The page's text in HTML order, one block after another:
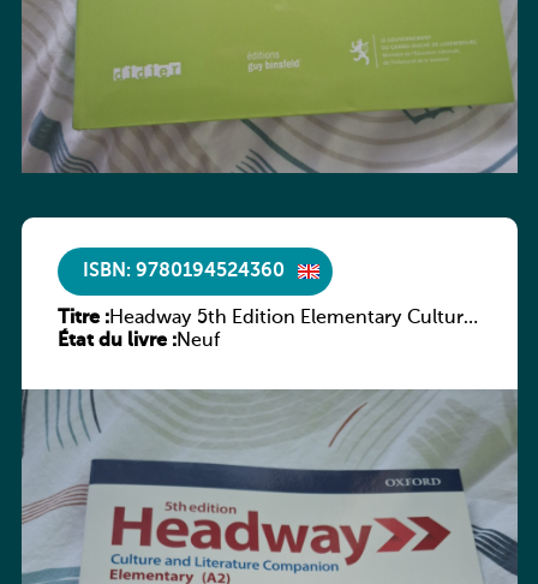
ISBN: 9780194524360
Titre :Headway 5th Edition Elementary Culture
and Literature Companion
État du livre :Neuf